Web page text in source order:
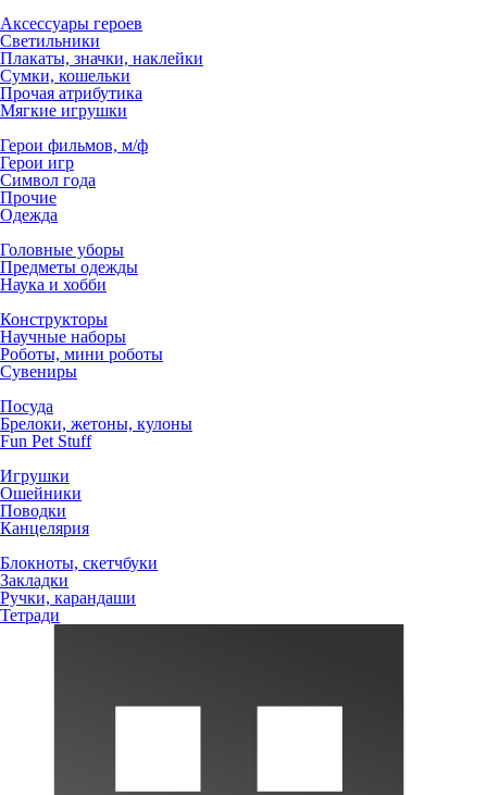
Аксессуары героев
Светильники
Плакаты, значки, наклейки
Сумки, кошельки
Прочая атрибутика
Мягкие игрушки
Герои фильмов, м/ф
Герои игр
Символ года
Прочие
Одежда
Головные уборы
Предметы одежды
Наука и хобби
Конструкторы
Научные наборы
Роботы, мини роботы
Сувениры
Посуда
Брелоки, жетоны, кулоны
Fun Pet Stuff
Игрушки
Ошейники
Поводки
Канцелярия
Блокноты, скетчбуки
Закладки
Ручки, карандаши
Тетради